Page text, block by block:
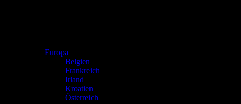
Europa
Belgien
Frankreich
Irland
Kroatien
Österreich